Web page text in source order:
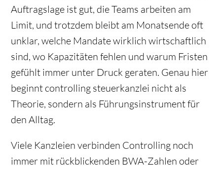
Auftragslage ist gut, die Teams arbeiten am
Limit, und trotzdem bleibt am Monatsende oft
unklar, welche Mandate wirklich wirtschaftlich
sind, wo Kapazitäten fehlen und warum Fristen
gefühlt immer unter Druck geraten. Genau hier
beginnt controlling steuerkanzlei nicht als
Theorie, sondern als Führungsinstrument für
den Alltag.
Viele Kanzleien verbinden Controlling noch
immer mit rückblickenden BWA-Zahlen oder